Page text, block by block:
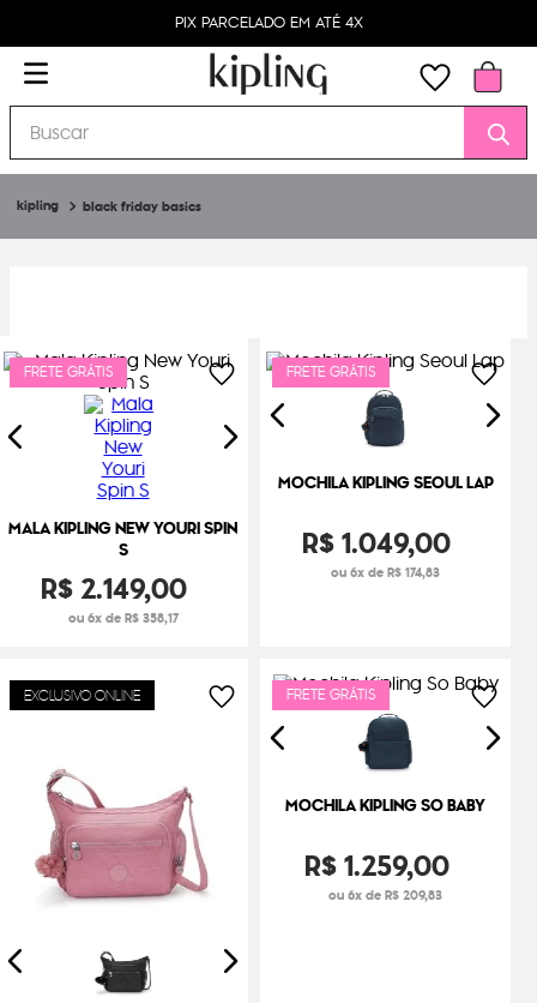
PIX PARCELADO EM ATÉ 4X
Buscar
black friday basics
FRETE GRÁTIS
MALA KIPLING NEW YOURI SPIN
S
R$2.149,00
ou 6x de R$ 358,17
FRETE GRÁTIS
MOCHILA KIPLING SEOUL LAP
R$1.049,00
ou 6x de R$ 174,83
EXCLUSIVO ONLINE FRETE GRÁTIS
MOCHILA KIPLING SO BABY
R$1.259,00
ou 6x de R$ 209,83